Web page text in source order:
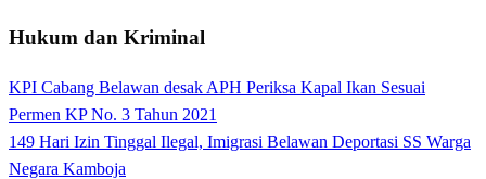
Hukum dan Kriminal
KPI Cabang Belawan desak APH Periksa Kapal Ikan Sesuai
Permen KP No. 3 Tahun 2021
149 Hari Izin Tinggal Ilegal, Imigrasi Belawan Deportasi SS Warga
Negara Kamboja